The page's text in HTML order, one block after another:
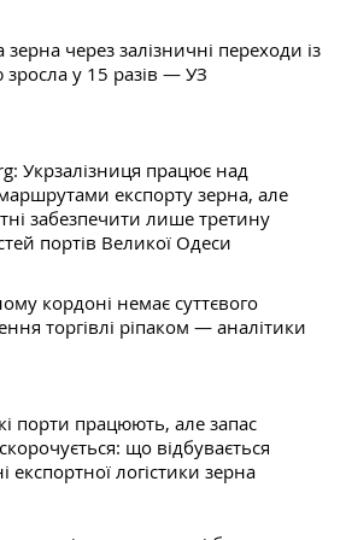
через залізничні переходи із
зросла у 15 разів — УЗ
Укрзалізниця працює над
експорту зерна, але
забезпечити лише третину
портів Великої Одеси
кордоні немає суттєвого
торгівлі ріпаком — аналітики
порти працюють, але запас
що відбувається
експортної логістики зерна